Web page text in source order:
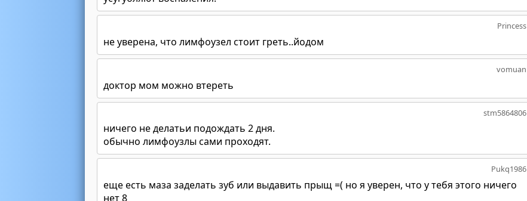
Princess
не уверена, что лимфоузел стоит греть..йодом
vomuan
доктор мом можно втереть
stm5864806
ничего не делатьи подождать 2 дня.
обычно лимфоузлы сами проходят.
Pukq1986
еще есть маза заделать зуб или выдавить прыщ =( но я уверен, что у тебя этого ничего
нет 8